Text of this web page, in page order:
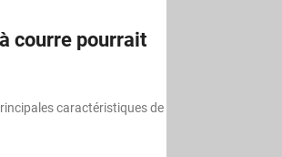
courre pourrait
caractéristiques de